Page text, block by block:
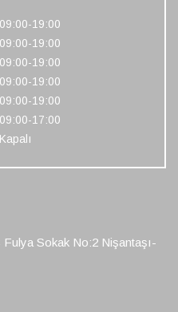
09:00-19:00
09:00-19:00
09:00-19:00
09:00-19:00
09:00-19:00
09:00-17:00
Kapalı
Fulya Sokak No:2 Nişantaşı-